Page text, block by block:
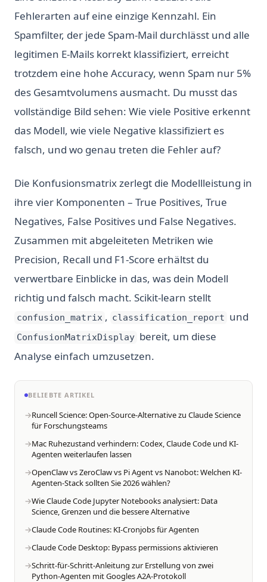
Fehlerarten auf eine einzige Kennzahl. Ein
Spamfilter, der jede Spam-Mail durchlässt und alle
legitimen E-Mails korrekt klassifiziert, erreicht
trotzdem eine hohe Accuracy, wenn Spam nur 5%
des Gesamtvolumens ausmacht. Du musst das
vollständige Bild sehen: Wie viele Positive erkennt
das Modell, wie viele Negative klassifiziert es
falsch, und wo genau treten die Fehler auf?
Die Konfusionsmatrix zerlegt die Modellleistung in
ihre vier Komponenten – True Positives, True
Negatives, False Positives und False Negatives.
Zusammen mit abgeleiteten Metriken wie
Precision, Recall und F1-Score erhältst du
verwertbare Einblicke in das, was dein Modell
richtig und falsch macht. Scikit-learn stellt
confusion_matrix , classification_report und
ConfusionMatrixDisplay bereit, um diese
Analyse einfach umzusetzen.
BELIEBTE ARTIKEL
Runcell Science: Open-Source-Alternative zu Claude Science
für Forschungsteams
Mac Ruhezustand verhindern: Codex, Claude Code und KI-
Agenten weiterlaufen lassen
OpenClaw vs ZeroClaw vs Pi Agent vs Nanobot: Welchen KI-
Agenten-Stack sollten Sie 2026 wählen?
Wie Claude Code Jupyter Notebooks analysiert: Data
Science, Grenzen und die bessere Alternative
Claude Code Routines: KI-Cronjobs für Agenten
Claude Code Desktop: Bypass permissions aktivieren
Schritt-für-Schritt-Anleitung zur Erstellung von zwei
Python-Agenten mit Googles A2A-Protokoll